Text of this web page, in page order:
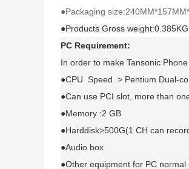
●Packaging
●Products Gross weight:0.385KG
PC Requirement:
In order to make Tansonic
●CPU Speed > Pentium Dual-
●Can use PCI slot, more than
●Memory :2 GB
●Harddisk>500G(1 CH can
●Audio box
●Other equipment for PC normal